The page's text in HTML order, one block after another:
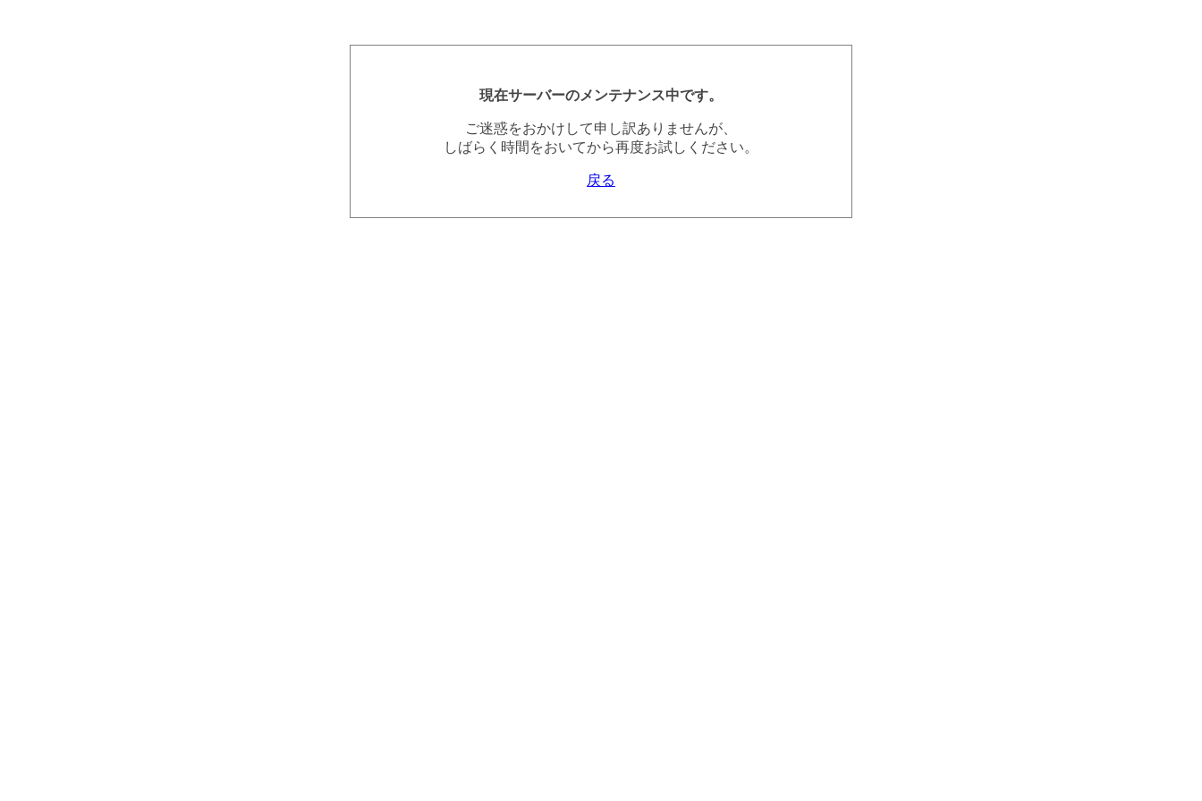
現在サーバーのメンテナンス中です。
ご迷惑をおかけして申し訳ありませんが、
しばらく時間をおいてから再度お試しください。
戻る